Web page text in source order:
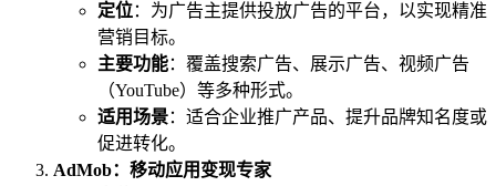
定位：为广告主提供投放广告的平台，以实现精准
营销目标。
主要功能：覆盖搜索广告、展示广告、视频广告
（YouTube）等多种形式。
适用场景：适合企业推广产品、提升品牌知名度或
促进转化。
AdMob：移动应用变现专家